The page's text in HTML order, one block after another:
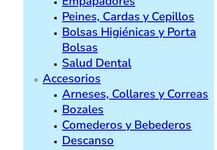
Peines, Cardas y Cepillos
Bolsas Higiénicas y Porta
Bolsas
Salud Dental
Accesorios
Arneses, Collares y Correas
Bozales
Comederos y Bebederos
Descanso